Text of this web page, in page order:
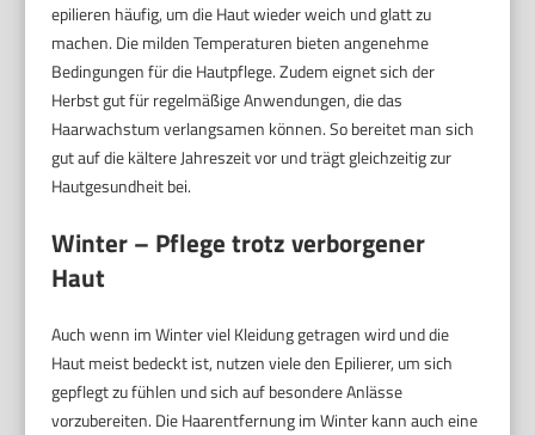
epilieren häufig, um die Haut wieder weich und glatt zu
machen. Die milden Temperaturen bieten angenehme
Bedingungen für die Hautpflege. Zudem eignet sich der
Herbst gut für regelmäßige Anwendungen, die das
Haarwachstum verlangsamen können. So bereitet man sich
gut auf die kältere Jahreszeit vor und trägt gleichzeitig zur
Hautgesundheit bei.
Winter – Pflege trotz verborgener
Haut
Auch wenn im Winter viel Kleidung getragen wird und die
Haut meist bedeckt ist, nutzen viele den Epilierer, um sich
gepflegt zu fühlen und sich auf besondere Anlässe
vorzubereiten. Die Haarentfernung im Winter kann auch eine